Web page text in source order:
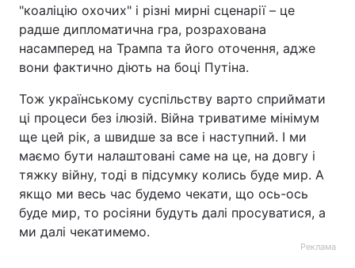
"коаліцію охочих" і різні мирні сценарії – це
радше дипломатична гра, розрахована
насамперед на Трампа та його оточення, адже
вони фактично діють на боці Путіна.
Тож українському суспільству варто сприймати
ці процеси без ілюзій. Війна триватиме мінімум
ще цей рік, а швидше за все і наступний. І ми
маємо бути налаштовані саме на це, на довгу і
тяжку війну, тоді в підсумку колись буде мир. А
якщо ми весь час будемо чекати, що ось-ось
буде мир, то росіяни будуть далі просуватися, а
ми далі чекатимемо.
Реклама